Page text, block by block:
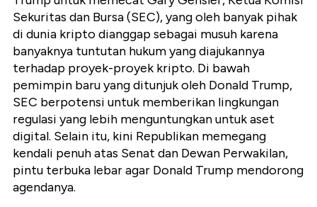
Sekuritas dan Bursa (SEC), yang oleh banyak pihak
di dunia kripto dianggap sebagai musuh karena
banyaknya tuntutan hukum yang diajukannya
terhadap proyek-proyek kripto. Di bawah
pemimpin baru yang ditunjuk oleh Donald Trump,
SEC berpotensi untuk memberikan lingkungan
regulasi yang lebih menguntungkan untuk aset
digital. Selain itu, kini Republikan memegang
kendali penuh atas Senat dan Dewan Perwakilan,
pintu terbuka lebar agar Donald Trump mendorong
agendanya.